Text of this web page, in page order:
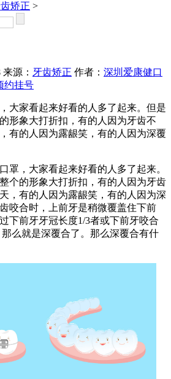
矫正 >
源： 牙齿矫正 作者： 深圳爱康健口
约挂号
大家看起来好看的人多了起来。但是
形象大打折扣，有的人因为牙齿不
有的人因为露龈笑，有的人因为深覆
，大家看起来好看的人多了起来。
个的形象大打折扣，有的人因为牙齿
，有的人因为露龈笑，有的人因为深
咬合时，上前牙是稍微覆盖住下前
下前牙牙冠长度1/3者或下前牙咬合
么就是深覆合了。那么深覆合有什